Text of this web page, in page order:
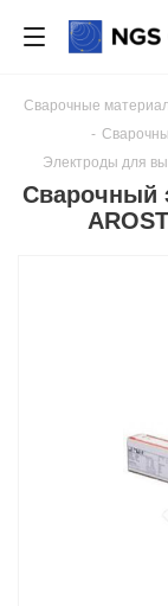
Сварочные
-
Электроды для
Сварочный